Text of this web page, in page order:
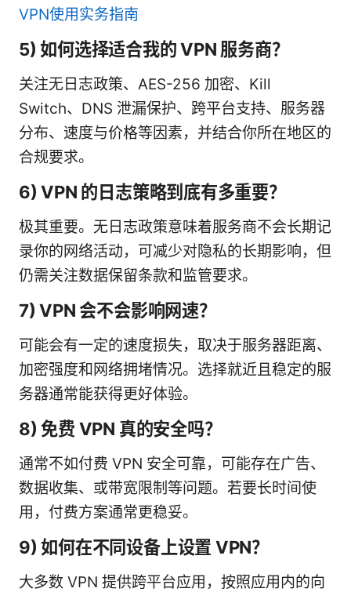
VPN使用实务指南
5) 如何选择适合我的 VPN 服务商？
关注无日志政策、AES-256 加密、Kill
Switch、DNS 泄漏保护、跨平台支持、服务器
分布、速度与价格等因素，并结合你所在地区的
合规要求。
6) VPN 的日志策略到底有多重要？
极其重要。无日志政策意味着服务商不会长期记
录你的网络活动，可减少对隐私的长期影响，但
仍需关注数据保留条款和监管要求。
7) VPN 会不会影响网速？
可能会有一定的速度损失，取决于服务器距离、
加密强度和网络拥堵情况。选择就近且稳定的服
务器通常能获得更好体验。
8) 免费 VPN 真的安全吗？
通常不如付费 VPN 安全可靠，可能存在广告、
数据收集、或带宽限制等问题。若要长时间使
用，付费方案通常更稳妥。
9) 如何在不同设备上设置 VPN？
大多数 VPN 提供跨平台应用，按照应用内的向